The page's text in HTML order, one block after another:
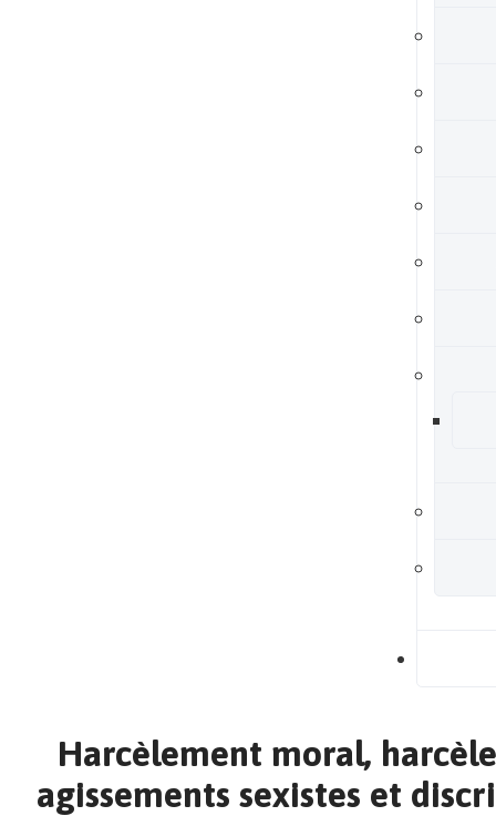
Harcèlement moral,
agissements sexistes et